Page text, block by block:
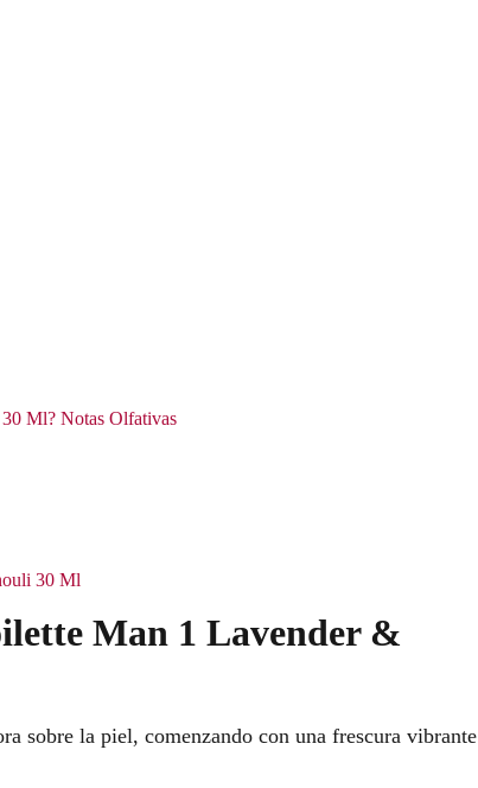
Ml? Notas Olfativas
30 Ml
Man 1 Lavender &
sobre la piel, comenzando con una frescura vibrante